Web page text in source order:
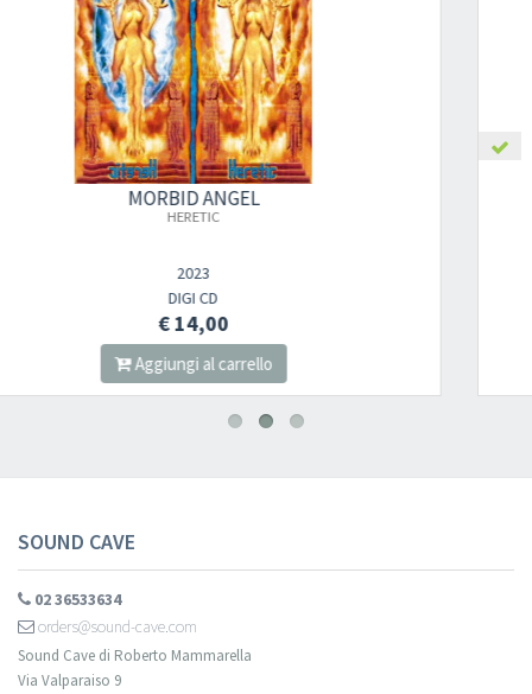
SOUND CAVE
02 36533634
orders@sound-cave.com
Sound Cave di Roberto Mammarella
Via Valparaiso 9